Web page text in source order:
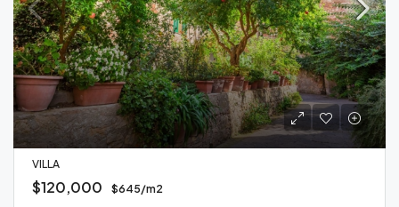
VILLA
$120,000 $645/m2